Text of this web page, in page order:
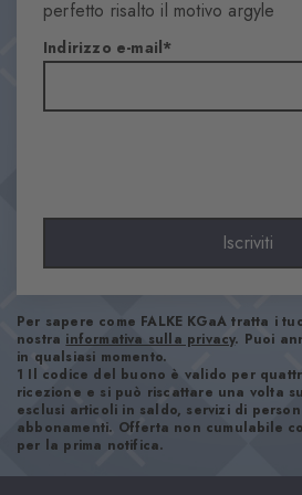
Motivo
Trasparenza
Lunghezza del
Comfort
Piacevolmente
Tipo di bordino
A coste
Imbottitura
Nessuna
perfetto risalto il motivo argyle
Indirizzo e-mail
Iscriviti
Per sapere come FALKE KGaA tratta i
nostra informativa sulla privacy. Puoi
in qualsiasi momento.
1 Il codice del buono è valido per
ricezione e si può riscattare una volta
esclusi articoli in saldo, servizi di
abbonamenti. Offerta non cumulabile
per la prima notifica.